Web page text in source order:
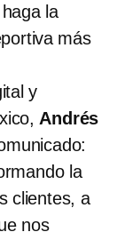
la
más
y
Andrés
la
clientes, a
nos